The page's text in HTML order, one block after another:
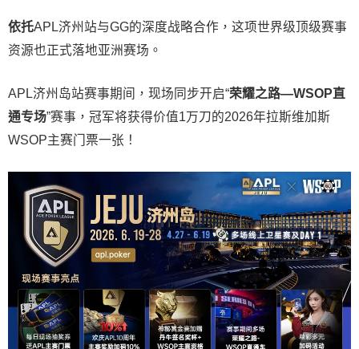
依托APL济州站与GG的深度战略合作，这项世界级顶级赛事
资源也正式落地亚洲赛场。
APL济州岛站赛事期间，现场同步开启“荣耀之路—WSOP直
通专场”赛事，冠军将获得价值1万刀的2026年拉斯维加斯
WSOP主赛门票一张！